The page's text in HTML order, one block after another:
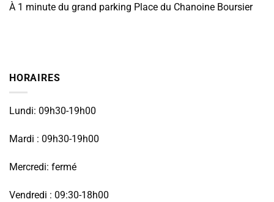
À 1 minute du grand parking Place du Chanoine Boursier
HORAIRES
Lundi: 09h30-19h00
Mardi : 09h30-19h00
Mercredi: fermé
Vendredi : 09:30-18h00